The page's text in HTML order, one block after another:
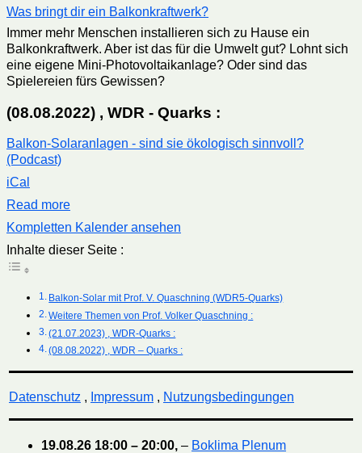
Was bringt dir ein Balkonkraftwerk?
Immer mehr Menschen installieren sich zu Hause ein
Balkonkraftwerk. Aber ist das für die Umwelt gut? Lohnt sich
eine eigene Mini-Photovoltaikanlage? Oder sind das
Spielereien fürs Gewissen?
(08.08.2022) , WDR - Quarks :
Balkon-Solaranlagen - sind sie ökologisch sinnvoll?
(Podcast)
iCal
Read more
Kompletten Kalender ansehen
Inhalte dieser Seite :
Balkon-Solar mit Prof. V. Quaschning (WDR5-Quarks)
Weitere Themen von Prof. Volker Quaschning :
(21.07.2023) , WDR-Quarks :
(08.08.2022) , WDR – Quarks :
Datenschutz , Impressum, Nutzungsbedingungen
19.08.26 18:00 – 20:00, – Boklima Plenum